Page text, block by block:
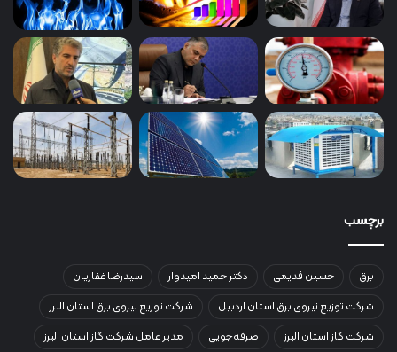
برچسب
برق حسین قدیمی دکتر حمید امیدوار
سیدرضا غفاریان
شرکت توزیع نیروی برق استان اردبیل
شرکت توزیع نیروی برق استان البرز
شرکت گاز استان البرز
صرفه‌جویی
مدیر عامل شرکت گاز استان البرز